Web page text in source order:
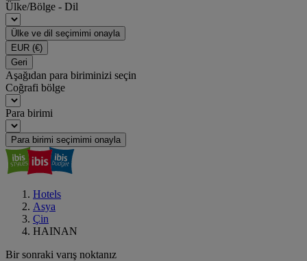
Ülke/Bölge - Dil
Ülke ve dil seçimimi onayla
EUR (€)
Geri
Aşağıdan para biriminizi seçin
Coğrafi bölge
Para birimi
Para birimi seçimimi onayla
Hotels
Asya
Çin
HAINAN
Bir sonraki varış noktanız